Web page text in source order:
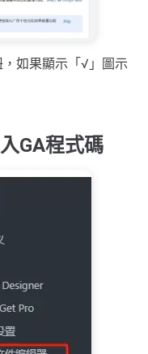
如果顯示「√」圖示
GA程式碼